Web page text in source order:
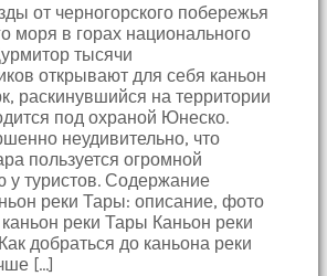
от черногорского побережья
моря в горах национального
тысячи
открывают для себя каньон
раскинувшийся на территории
под охраной Юнеско.
неудивительно, что
пользуется огромной
у туристов. Содержание
реки Тары: описание, фото
реки Тары Каньон реки
добраться до каньона реки
[…]